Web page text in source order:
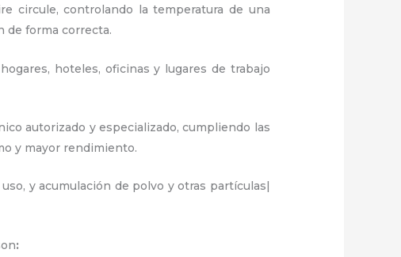
circule, controlando la temperatura de una
de forma correcta.
hoteles, oficinas y lugares de trabajo
autorizado y especializado, cumpliendo las
y mayor rendimiento.
y acumulación de polvo y otras partículas|
: